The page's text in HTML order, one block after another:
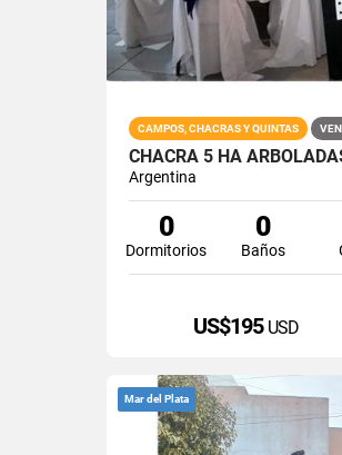
CAMPOS, CHACRAS Y QUINTAS
Argentina
0
Dormitorios
0
Baños
US$195 USD
Mar del Plata